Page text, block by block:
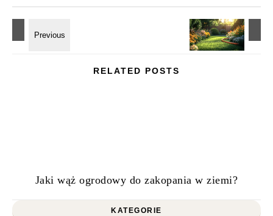
RELATED POSTS
Jaki wąż ogrodowy do zakopania w ziemi?
KATEGORIE